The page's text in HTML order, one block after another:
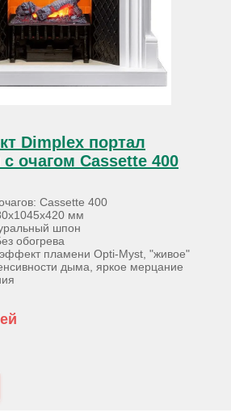
Dimplex портал
очагом Cassette 400
Cassette 400
мм
шпон
обогрева
пламени Opti-Myst, "живое"
дыма, яркое мерцание